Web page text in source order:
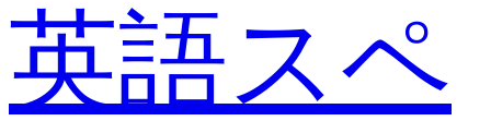
英語スペ